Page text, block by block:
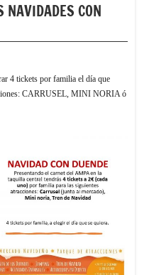
NAVIDADES CON
4 tickets por familia el día que
CARRUSEL, MINI NORIA ó